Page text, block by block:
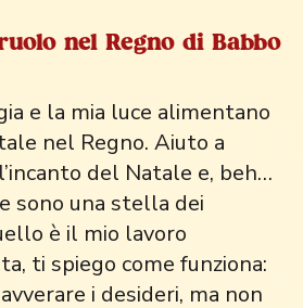
nel Regno di Babbo
e la mia luce alimentano
nel Regno. Aiuto a
del Natale e, beh…
sono una stella dei
è il mio lavoro
ti spiego come funziona:
i desideri, ma non